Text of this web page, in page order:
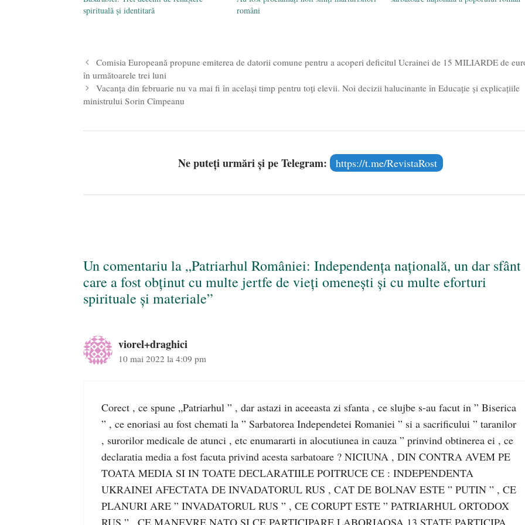
spirituală și identitară
români
Comisia Europeană propune emiterea de datorii comune pentru a acoperi deficitul Ucrainei de 15 MILIARDE de
în următoarele trei luni
Vacanța din februarie nu va mai fi în același timp pentru toți elevii. Noi decizii halucinante în Educație și explicațiile
ministrului Sorin Cîmpeanu
Ne puteți urmări și pe Telegram: https://t.me/RevistaRost
Un comentariu la „Patriarhul României: Independența naţională, un dar sfânt
care a fost obținut cu multe jertfe de vieți omenești şi cu multe eforturi
spirituale şi materiale”
viorel+draghici
10 mai 2022 la 4:09 pm
Corect , ce spune „Patriarhul ” , dar astazi in aceeasta zi sfanta , ce slujbe s-au facut in ” Biserica
” , ce enoriasi au fost chemati la ” Sarbatorea Independetei Romaniei ” si a sacrificului ” taranilor
, surorilor medicale de atunci , etc enumararti in alocutiunea in cauza ” prinvind obtinerea ei , ce
declaratia media a fost facuta privind acesta sarbatoare ? NICIUNA , DIN CONTRA AVEM PE
TOATA MEDIA SI IN TOATE DECLARATIILE POITRUCE CE : INDEPENDENTA
UKRAINEI AFECTATA DE INVADATORUL RUS , CAT DE BOLNAV ESTE ” PUTIN ” , CE
PLANURI ARE ” INVADATORUL RUS ” , CE CORUPT ESTE ” PATRIARHUL ORTODOX
RUS ” , CE MANEVRE NATO SI CE PARTICIPARE LABORIAOSA 13 STATE PARTICIPA